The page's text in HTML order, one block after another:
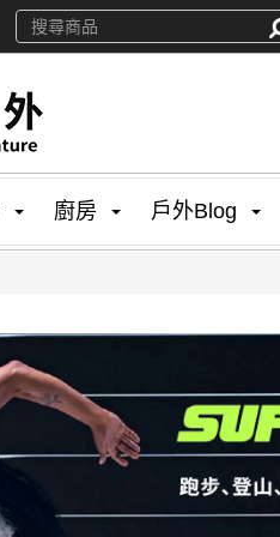
廚房 戶外Blog